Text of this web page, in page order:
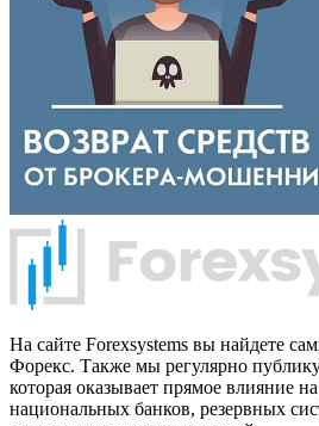
На сайте Forexsystems вы найдете
Форекс. Также мы регулярно
которая оказывает прямое влияние
национальных банков, резервных